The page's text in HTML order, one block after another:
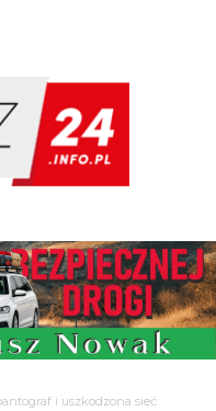
i uszkodzona sieć